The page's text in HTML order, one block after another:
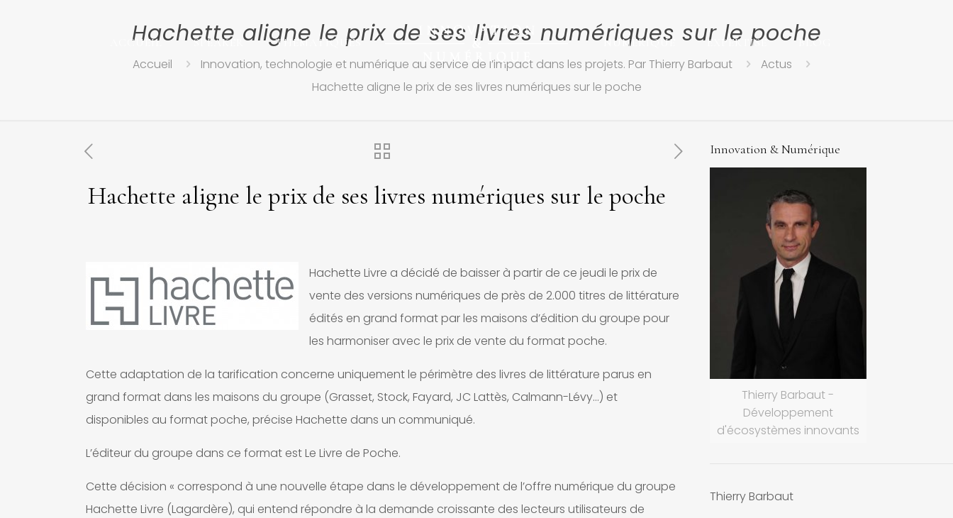
ACCUEIL SPEAKER THEMATIQUES NUMERIQUE EXPERTISE BLOG
Hachette aligne le prix de ses livres numériques sur le poche
Accueil Innovation, technologie et numérique au service de l’impact dans les projets. Par Thierry Barbaut
Actus
Hachette aligne le prix de ses livres numériques sur le poche
Hachette aligne le prix de ses livres numériques sur le poche
Hachette Livre a décidé de baisser à partir de ce jeudi le prix de
vente des versions numériques de près de 2.000 titres de littérature
édités en grand format par les maisons d’édition du groupe pour
les harmoniser avec le prix de vente du format poche.
Cette adaptation de la tarification concerne uniquement le périmètre des livres de littérature parus en
grand format dans les maisons du groupe (Grasset, Stock, Fayard, JC Lattès, Calmann-Lévy…) et
disponibles au format poche, précise Hachette dans un communiqué.
L’éditeur du groupe dans ce format est Le Livre de Poche.
Cette décision « correspond à une nouvelle étape dans le développement de l’offre numérique du groupe
Hachette Livre (Lagardère), qui entend répondre à la demande croissante des lecteurs utilisateurs de
Innovation & Numérique
Thierry Barbaut -
Développement
d'écosystèmes innovants
Thierry Barbaut